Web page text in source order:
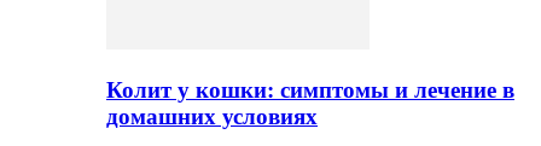
Колит у кошки: симптомы и лечение в
домашних условиях